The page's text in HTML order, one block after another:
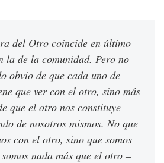
del Otro coincide en último
la de la comunidad. Pero no
obvio de que cada uno de
que ver con el otro, sino más
que el otro nos constituye
de nosotros mismos. No que
con el otro, sino que somos
nada más que el otro –